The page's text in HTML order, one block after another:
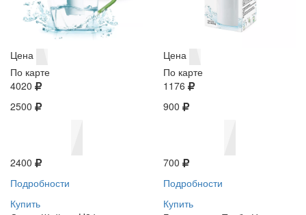
Цена
По карте
4020
2500
2400
Подробности
Купить
Цена
По карте
1176
900
700
Подробности
Купить